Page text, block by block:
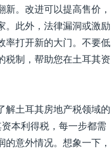
。改进可以提高售价，
。此外，法律漏洞或激励
率打开新的大门。不要低
税制，帮助您在土耳其资
解土耳其房地产税领域的
本利得税，每一步都需
意外情况。想象一下，